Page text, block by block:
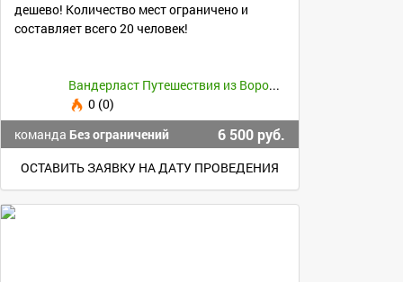
дешево! Количество мест ограничено и
составляет всего 20 человек!
Вандерласт Путешествия из Воронежа
0 (0)
команда Без ограничений 6 500 руб.
ОСТАВИТЬ ЗАЯВКУ НА ДАТУ ПРОВЕДЕНИЯ